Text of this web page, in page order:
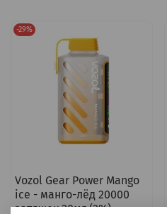
-29%
Vozol Gear Power Mango
ice - манго-лёд 20000
затяжек 20мг (2%)